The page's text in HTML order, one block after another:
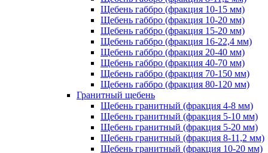
Щебень габбро (фракция 10-15 мм)
Щебень габбро (фракция 10-20 мм)
Щебень габбро (фракция 15-20 мм)
Щебень габбро (фракция 16-22,4 мм)
Щебень габбро (фракция 20-40 мм)
Щебень габбро (фракция 40-70 мм)
Щебень габбро (фракция 70-150 мм)
Щебень габбро (фракция 80-120 мм)
Гранитный щебень
Щебень гранитный (фракция 4-8 мм)
Щебень гранитный (фракция 5-10 мм)
Щебень гранитный (фракция 5-20 мм)
Щебень гранитный (фракция 8-11,2 мм)
Щебень гранитный (фракция 10-20 мм)